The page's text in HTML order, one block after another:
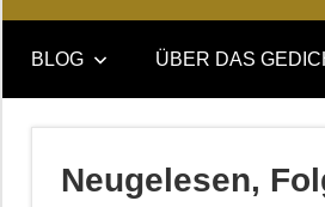
DAS
GEDICHT
blog
DAS
GEDICHT.
Zeitschrift
BLOG ÜBER DAS
Neugelesen,